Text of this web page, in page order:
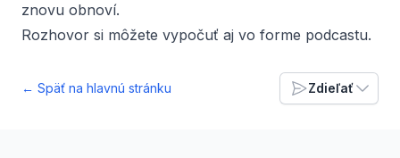
znovu obnoví.
Rozhovor si môžete vypočuť aj vo forme podcastu.
← Späť na hlavnú stránku Zdieľať